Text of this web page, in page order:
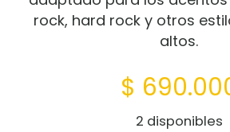
rock, hard rock y otros
altos.
$
2 disponibles